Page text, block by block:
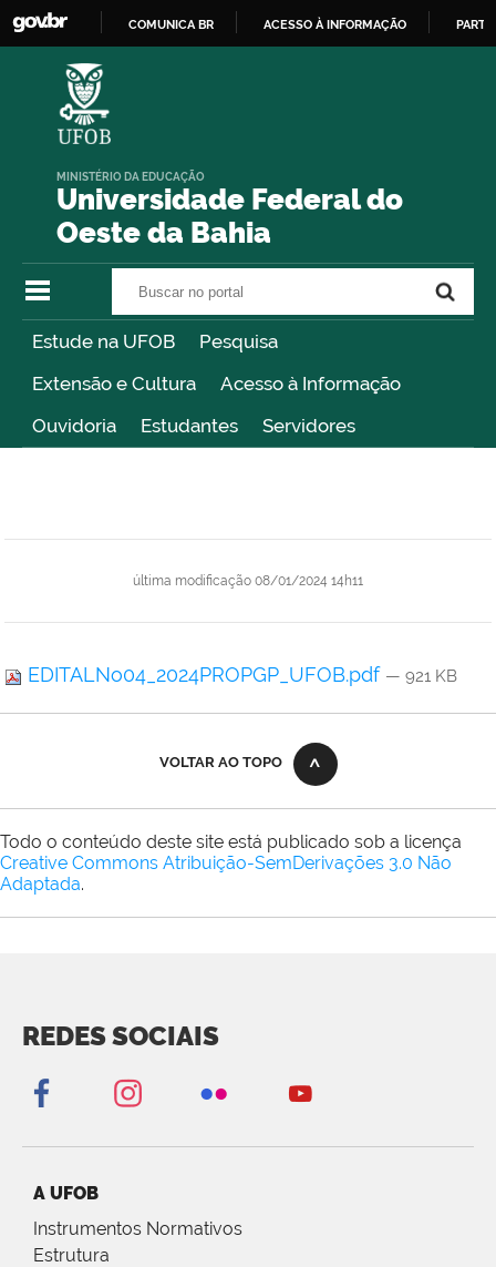
COMUNICA BR ACESSO À INFORMAÇÃO
Universidade Federal do
Oeste da Bahia
MINISTÉRIO DA EDUCAÇÃO
Estude na UFOB
Pesquisa
Extensão e Cultura
Acesso à Informação
Ouvidoria
Estudantes Servidores
última modificação 08/01/2024 14h11
EDITALNo04_2024PROPGP_UFOB.pdf — 921 KB
VOLTAR AO TOPO
Todo o conteúdo deste site está publicado sob a licença
Creative Commons Atribuição-SemDerivações 3.0 Não
Adaptada.
REDES SOCIAIS
A UFOB
Instrumentos Normativos
Estrutura